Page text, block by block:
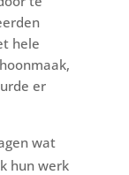
hele
er
wat
hun werk